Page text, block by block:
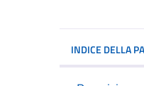
INDICE DELLA